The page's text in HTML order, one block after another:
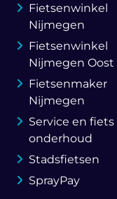
Fietsenwinkel
Nijmegen
Fietsenwinkel
Nijmegen Oost
Fietsenmaker
Nijmegen
Service en fiets
onderhoud
Stadsfietsen
SprayPay